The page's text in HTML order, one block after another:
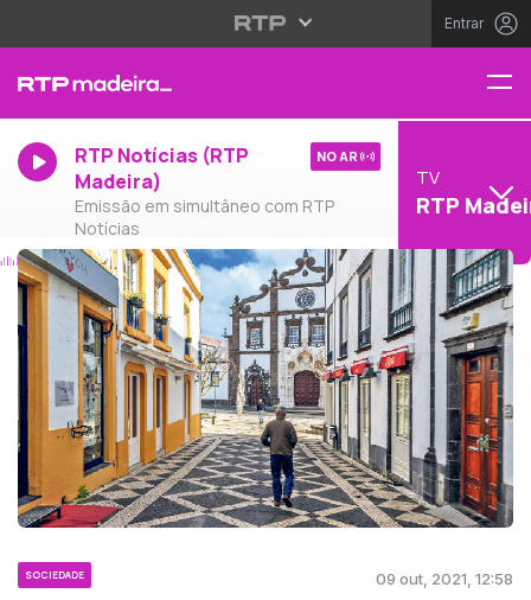
Entrar
RTP Notícias (RTP
Madeira)
Emissão em simultâneo com RTP
Notícias
NO AR
TV
RTP
SOCIEDADE 09 out, 2021, 12:58